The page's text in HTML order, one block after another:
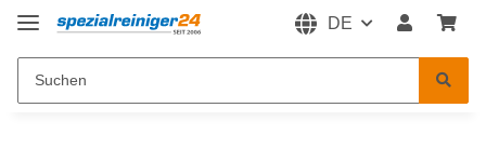
DE